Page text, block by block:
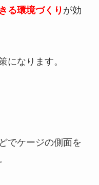
る環境づくり が効
になります。
でケージの側面を